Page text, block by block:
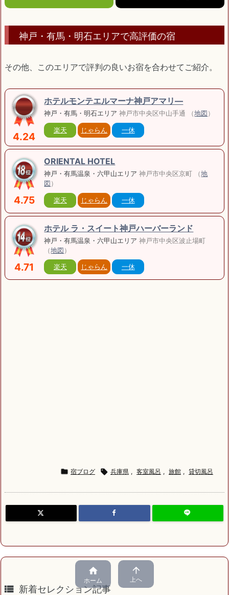
神戸・有馬・明石エリアで高評価の宿
その他、このエリアで評判の良いお宿を合わせてご紹介。
4.24
ホテルモンテエルマーナ神戸アマリ―
神戸・有馬・明石エリア神戸市中央区中山手通 （地図）
楽天 じゃらん 一休
4.75
ORIENTAL HOTEL
神戸・有馬温泉・六甲山エリア神戸市中央区京町 （地
図）
楽天 じゃらん 一休
4.71
ホテル ラ・スイート神戸ハーバーランド
神戸・有馬温泉・六甲山エリア神戸市中央区波止場町
（地図）
楽天 じゃらん 一休
 宿ブログ  兵庫県 , 客室風呂 , 旅館 , 貸切風呂
 新着セレクション記事

ホーム

上へ